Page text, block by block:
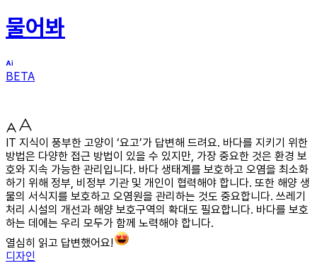
물어봐
BETA
IT 지식이 풍부한 고양이 ‘요고’가 답변해 드려요. 바다를 지키기 위한
방법은 다양한 접근 방법이 있을 수 있지만, 가장 중요한 것은 환경 보
호와 지속 가능한 관리입니다. 바다 생태계를 보호하고 오염을 최소화
하기 위해 정부, 비정부 기관 및 개인이 협력해야 합니다. 또한 해양 생
물의 서식지를 보호하고 오염원을 관리하는 것도 중요합니다. 쓰레기
처리 시설의 개선과 해양 보호구역의 확대도 필요합니다. 바다를 보호
하는 데에는 우리 모두가 함께 노력해야 합니다.
열심히 읽고 답변했어요!
디자인